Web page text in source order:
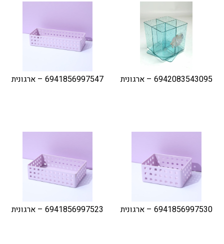
6942083543095 – ארגונית 6941856997547 – ארגונית
6941856997530 – ארגונית 6941856997523 – ארגונית